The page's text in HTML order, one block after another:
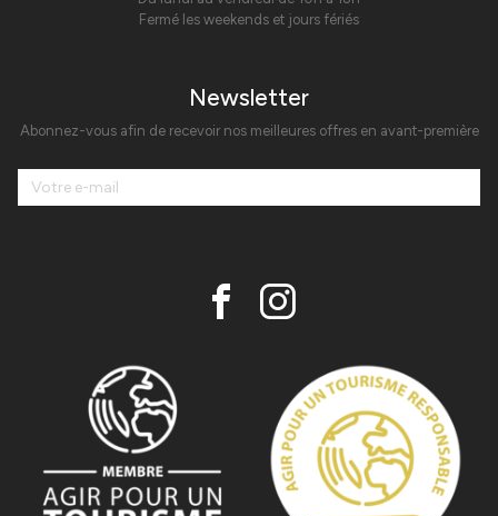
Fermé les weekends et jours fériés
Newsletter
Abonnez-vous afin de recevoir nos meilleures offres en avant-première